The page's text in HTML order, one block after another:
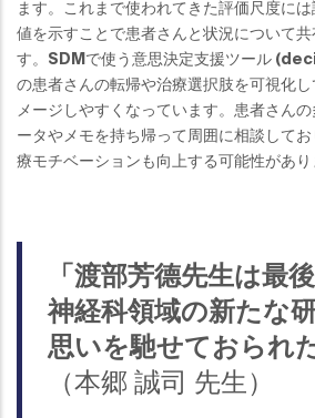
ます。これまで使われてきた評価尺度に
値を示すことで患者さんと状況について
す。SDMで使う意思決定支援ツール
の患者さんの転帰や治療選択肢を可視化
メージしやすくなっています。患者さん
ータやメモを持ち帰って周囲に相談して
療モチベーションも向上する可能性があり
「渡部芳德先生は最
神経科領域の新たな
思いを馳せておられ
（本郷 誠司 先生）